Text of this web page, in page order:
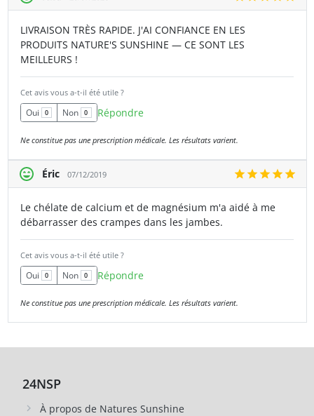
LIVRAISON TRÈS RAPIDE. J'AI CONFIANCE EN LES
PRODUITS NATURE'S SUNSHINE — CE SONT LES
MEILLEURS !
Cet avis vous a-t-il été utile ?
Oui 0 Non 0 Répondre
Ne constitue pas une prescription médicale. Les résultats varient.
Éric 07/12/2019
Le chélate de calcium et de magnésium m'a aidé à me
débarrasser des crampes dans les jambes.
Cet avis vous a-t-il été utile ?
Oui 0 Non 0 Répondre
Ne constitue pas une prescription médicale. Les résultats varient.
24NSP
À propos de Natures Sunshine